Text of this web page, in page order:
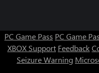
PC Game Pass PC Game
XBOX Support Feedback
Seizure Warning